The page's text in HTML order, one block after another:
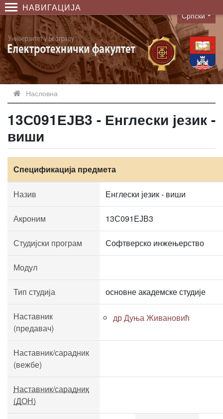
НАВИГАЦИЈА
Language
Српски
Насловна
13С091ЕЈВ3 - Енглески језик -
виши
Спецификација предмета
Назив Енглески језик - виши
Акроним 13С091ЕЈВ3
Студијски програм Софтверско инжењерство
Модул
Тип студија основне академске студије
Наставник
(предавач)
др Дуња Живановић
Наставник/сарадник
(вежбе)
Наставник/сарадник
(ДОН)